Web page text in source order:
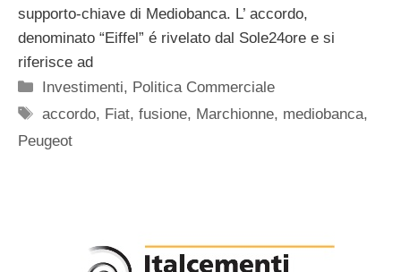
supporto-chiave di Mediobanca. L’ accordo,
denominato “Eiffel” é rivelato dal Sole24ore e si
riferisce ad
Categorie
Investimenti, Politica Commerciale
Tag
accordo, Fiat,fusione, Marchionne, mediobanca,
Peugeot